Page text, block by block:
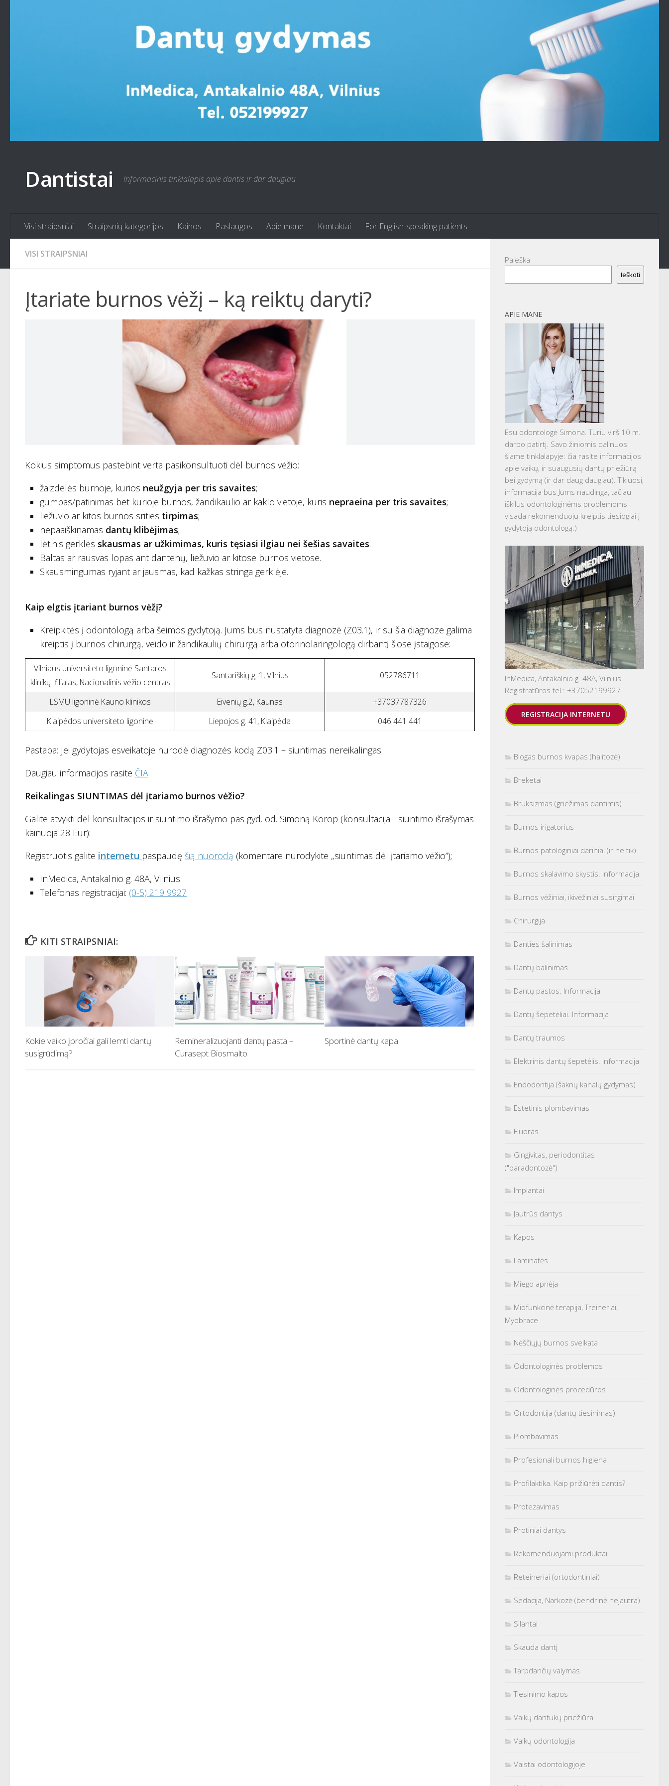
Dantistai Informacinis tinklalapis apie dantis ir dar daugiau
Visi straipsniai Straipsnių kategorijos Kainos Paslaugos Apie mane Kontaktai For English-speaking patients
VISI STRAIPSNIAI
Įtariate burnos vėžį – ką reiktų daryti?
Kokius simptomus pastebint verta pasikonsultuoti dėl burnos vėžio:
žaizdelės burnoje, kurios neužgyja per tris savaites;
gumbas/patinimas bet kurioje burnos, žandikaulio ar kaklo vietoje, kuris nepraeina per tris savaites;
liežuvio ar kitos burnos srities tirpimas;
nepaaiškinamas dantų klibėjimas;
lėtinis gerklės skausmas ar užkimimas, kuris tęsiasi ilgiau nei šešias savaites.
Baltas ar rausvas lopas ant dantenų, liežuvio ar kitose burnos vietose.
Skausmingumas ryjant ar jausmas, kad kažkas stringa gerklėje.
Kaip elgtis įtariant burnos vėžį?
Kreipkitės į odontologą arba šeimos gydytoją. Jums bus nustatyta diagnozė (Z03.1), ir su šia diagnoze galima
kreiptis į burnos chirurgą, veido ir žandikaulių chirurgą arba otorinolaringologą dirbantį šiose įstaigose:
Vilniaus universiteto ligoninė Santaros
klinikų filialas, Nacionalinis vėžio centras
Santariškių g. 1, Vilnius 052786711
LSMU ligoninė Kauno klinikos Eivenių g.2, Kaunas
+37037787326
Klaipėdos universiteto ligoninė
Liepojos g. 41, Klaipėda 046 441 441
Pastaba: Jei gydytojas esveikatoje nurodė diagnozės kodą Z03.1 – siuntimas nereikalingas.
Daugiau informacijos rasite ČIA.
Reikalingas SIUNTIMAS dėl įtariamo burnos vėžio?
Galite atvykti dėl konsultacijos ir siuntimo išrašymo pas gyd. od. Simoną Korop (konsultacija+ siuntimo išrašymas
kainuoja 28 Eur):
Registruotis galite internetu paspaudę šią nuorodą (komentare nurodykite „siuntimas dėl įtariamo vėžio”);
InMedica, Antakalnio g. 48A, Vilnius.
Telefonas registracijai: (0-5) 219 9927
KITI STRAIPSNIAI:
Kokie vaiko įpročiai gali lemti dantų
susigrūdimą?
Remineralizuojanti dantų pasta –
Curasept Biosmalto
Sportinė dantų kapa
Paieška
Ieškoti
APIE MANE
Esu odontologė Simona. Turiu virš 10 m.
darbo patirtį. Savo žiniomis dalinuosi
šiame tinklalapyje: čia rasite informacijos
apie vaikų, ir suaugusių dantų priežiūrą
bei gydymą (ir dar daug daugiau). Tikiuosi,
informacija bus Jums naudinga, tačiau
iškilus odontologinėms problemoms -
visada rekomenduoju kreiptis tiesiogiai į
gydytoją odontologą:)
InMedica, Antakalnio g. 48A, Vilnius
Registratūros tel.: +37052199927
REGISTRACIJA INTERNETU
Blogas burnos kvapas (halitozė)
Breketai
Bruksizmas (griežimas dantimis)
Burnos irigatorius
Burnos patologiniai dariniai (ir ne tik)
Burnos skalavimo skystis. Informacija
Burnos vėžiniai, ikivėžiniai susirgimai
Chirurgija
Danties šalinimas
Dantų balinimas
Dantų pastos. Informacija
Dantų šepetėliai. Informacija
Dantų traumos
Elektrinis dantų šepetėlis. Informacija
Endodontija (šaknų kanalų gydymas)
Estetinis plombavimas
Fluoras
Gingivitas, periodontitas
("paradontozė")
Implantai
Jautrūs dantys
Kapos
Laminatės
Miego apnėja
Miofunkcinė terapija, Treineriai,
Myobrace
Nėščiųjų burnos sveikata
Odontologinės problemos
Odontologinės procedūros
Ortodontija (dantų tiesinimas)
Plombavimas
Profesionali burnos higiena
Profilaktika. Kaip prižiūrėti dantis?
Protezavimas
Protiniai dantys
Rekomenduojami produktai
Reteineriai (ortodontiniai)
Sedacija, Narkozė (bendrinė nejautra)
Silantai
Skauda dantį
Tarpdančių valymas
Tiesinimo kapos
Vaikų dantukų priežiūra
Vaikų odontologija
Vaistai odontologijoje